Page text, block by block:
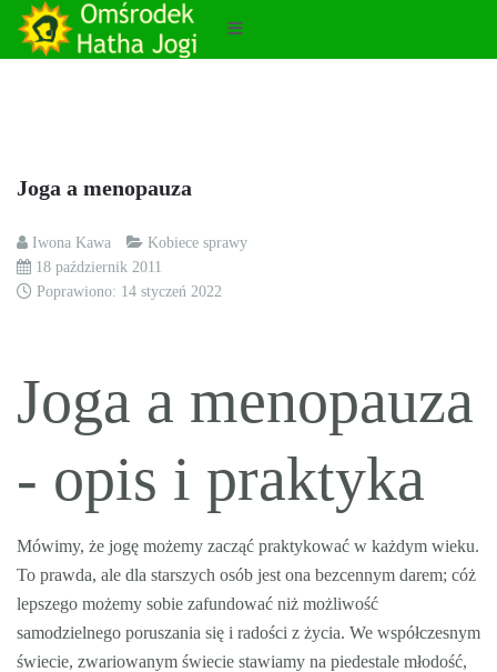
Joga a menopauza
Iwona Kawa
Kobiece sprawy
18 październik 2011
Poprawiono: 14 styczeń 2022
Joga a menopauza
- opis i praktyka
Mówimy, że jogę możemy zacząć praktykować w każdym wieku.
To prawda, ale dla starszych osób jest ona bezcennym darem; cóż
lepszego możemy sobie zafundować niż możliwość
samodzielnego poruszania się i radości z życia. We współczesnym
świecie, zwariowanym świecie stawiamy na piedestale młodość,